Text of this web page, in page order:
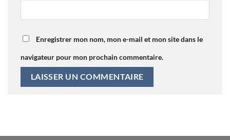
Enregistrer mon nom, mon e-mail et mon site dans le
navigateur pour mon prochain commentaire.